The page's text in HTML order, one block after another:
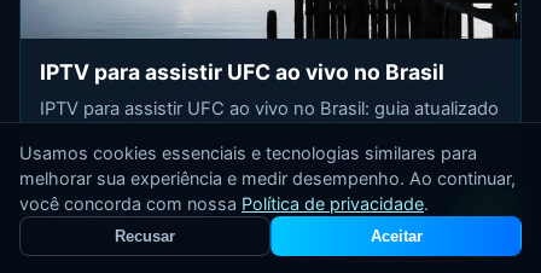
IPTV para assistir UFC ao vivo no Brasil
IPTV para assistir UFC ao vivo no Brasil: guia atualizado
estabilidade, requisitos e dicas práticas p...
Ler artigo completo
Usamos cookies essenciais e tecnologias similares para
melhorar sua experiência e medir desempenho. Ao continuar,
você concorda com nossa Política de privacidade.
Recusar Aceitar